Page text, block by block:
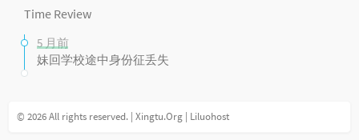
Time Review
5 月前
妹回学校途中身份征丢失
© 2026 All rights reserved. | Xingtu.Org | Liluohost